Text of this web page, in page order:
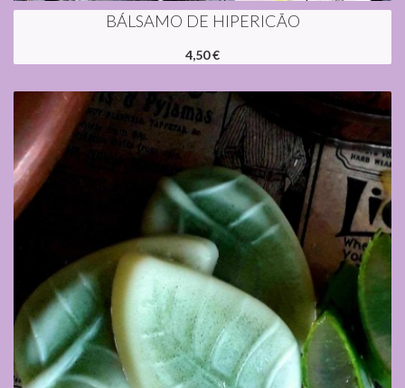
BÁLSAMO DE HIPERICÃO
4,50 €